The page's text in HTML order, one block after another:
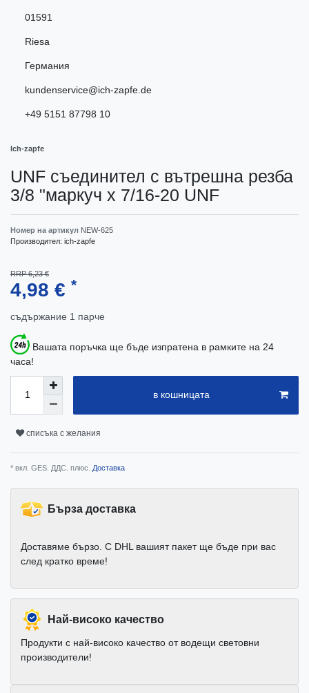
01591
Riesa
Германия
kundenservice@ich-zapfe.de
+49 5151 87798 10
Ich-zapfe
UNF съединител с вътрешна резба
3/8 "маркуч х 7/16-20 UNF
Номер на артикул NEW-625
Производител: ich-zapfe
RRP 6,23 €
4,98 € *
съдържание 1 парче
Вашата поръчка ще бъде изпратена в рамките на 24
часа!
в кошницата
списъка с желания
* вкл. GES. ДДС. плюс. Доставка
Бърза доставка
Доставяме бързо. С DHL вашият пакет ще бъде при вас
след кратко време!
Най-високо качество
Продукти с най-високо качество от водещи световни
производители!